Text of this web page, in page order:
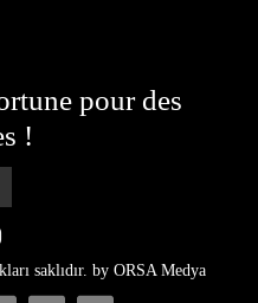
pour des
!
saklıdır. by ORSA Medya